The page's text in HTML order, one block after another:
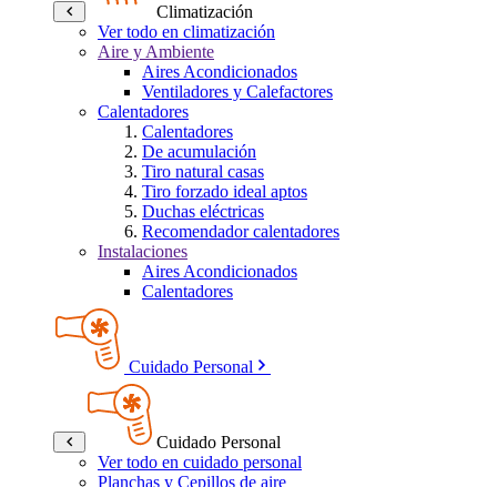
Climatización
Ver todo en climatización
Aire y Ambiente
Aires Acondicionados
Ventiladores y Calefactores
Calentadores
Calentadores
De acumulación
Tiro natural casas
Tiro forzado ideal aptos
Duchas eléctricas
Recomendador calentadores
Instalaciones
Aires Acondicionados
Calentadores
Cuidado Personal
Cuidado Personal
Ver todo en cuidado personal
Planchas y Cepillos de aire